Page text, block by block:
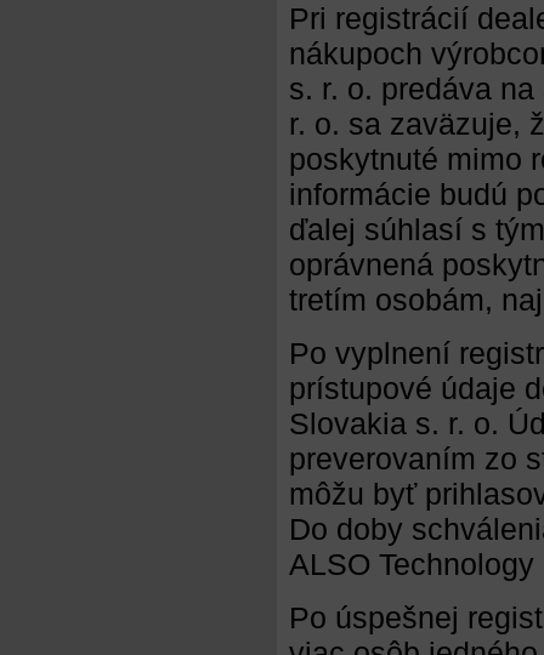
Pri registrácií
nákupoch
s. r. o. predáva
r. o. sa zaväzuje,
poskytnuté mimo
informácie budú
ďalej súhlasí s
oprávnená
tretím osobám,
Po vyplnení
prístupové údaje
Slovakia s. r. o.
preverovaním zo
môžu byť
Do doby
ALSO
Po úspešnej